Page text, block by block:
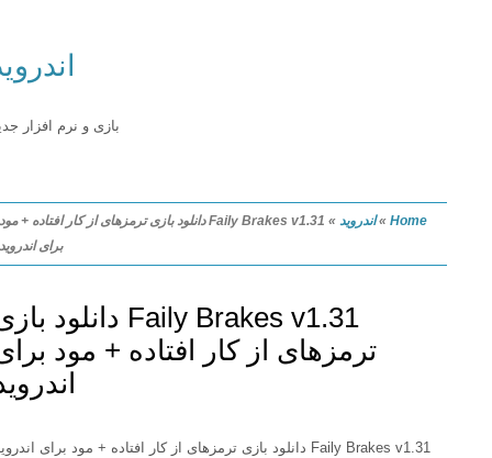
اندروید
بازی و نرم افزار جدید
Home
»اندروید»
Faily Brakes v1.31 دانلود بازی ترمزهای از کار افتاده + مود
برای اندروید
Faily Brakes v1.31 دانلود بازی
ترمزهای از کار افتاده + مود برای
اندروید
Faily Brakes v1.31 دانلود بازی ترمزهای از کار افتاده + مود برای اندروید